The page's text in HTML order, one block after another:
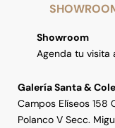
Showroom
Agenda tu visita
Galería Santa & Cole
Campos Elíseos 158
Polanco V Secc.